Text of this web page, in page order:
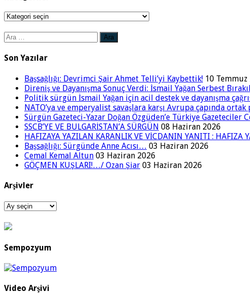
Kategoriler
Arama:
Son Yazılar
Başsağlığı: Devrimci Şair Ahmet Telli’yi Kaybettik! 10 Temmuz
Direniş ve Dayanışma Sonuç Verdi: İsmail Yağan Serbest
Politik sürgün İsmail Yağan için acil destek ve dayanışma
NATO’ya ve emperyalist savaşlara karşı Avrupa çapında
Sürgün Gazeteci-Yazar Doğan Özgüden’e Türkiye
SSCB’YE VE BULGARİSTAN’A SÜRGÜN 08 Haziran 2026
HAFIZAYA YAZILAN KARANLIK VE VİCDANIN YANITI : HAFIZA
Başsağlığı: Sürgünde Anne Acısı… 03 Haziran 2026
Cemal Kemal Altun 03 Haziran 2026
GÖÇMEN KUŞLARI!…/ Ozan Şiar 03 Haziran 2026
Arşivler
Arşivler
Sempozyum
Video Arşivi